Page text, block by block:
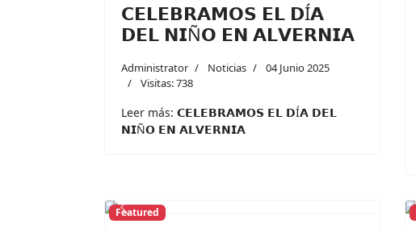
𝗖𝗘𝗟𝗘𝗕𝗥𝗔𝗠𝗢𝗦 𝗘𝗟 𝗗Í𝗔
𝗗𝗘𝗟 𝗡𝗜Ñ𝗢 𝗘𝗡 𝗔𝗟𝗩𝗘𝗥𝗡𝗜𝗔
Administrator Noticias
04 Junio 2025
Visitas: 738
Leer más: 𝗖𝗘𝗟𝗘𝗕𝗥𝗔𝗠𝗢𝗦 𝗘𝗟 𝗗Í𝗔 𝗗𝗘𝗟
𝗡𝗜Ñ𝗢 𝗘𝗡 𝗔𝗟𝗩𝗘𝗥𝗡𝗜𝗔
Previous
Featured